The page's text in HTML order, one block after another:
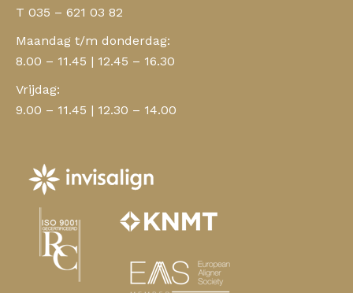
T 035 – 621 03 82
Maandag t/m donderdag:
8.00 – 11.45 | 12.45 – 16.30
Vrijdag:
9.00 – 11.45 | 12.30 – 14.00